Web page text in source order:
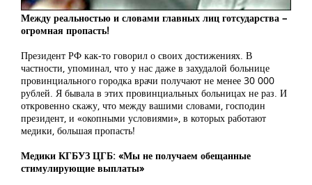
Между реальностью и словами главных лиц готсударства –
огромная пропасть!
Президент РФ как-то говорил о своих достижениях. В
частности, упоминал, что у нас даже в захудалой больнице
провинциального городка врачи получают не менее 30 000
рублей. Я бывала в этих провинциальных больницах не раз. И
откровенно скажу, что между вашими словами, господин
президент, и «окопными условиями», в которых работают
медики, большая пропасть!
Медики КГБУЗ ЦГБ: «Мы не получаем обещанные
стимулирующие выплаты»